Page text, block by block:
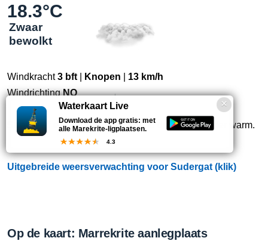
18.3°C
Zwaar
bewolkt
Windkracht3 bft Knopen
13 km/h
WindrichtingNO
Straks:Af en toe zon, overwegend droog en minder warm.
Uitgebreide weersverwachting voor Sudergat (klik)
Op de kaart: Marrekrite aanlegplaats
Waterkaart Live
Download de app gratis: met
alle Marekrite-ligplaatsen.
4.3